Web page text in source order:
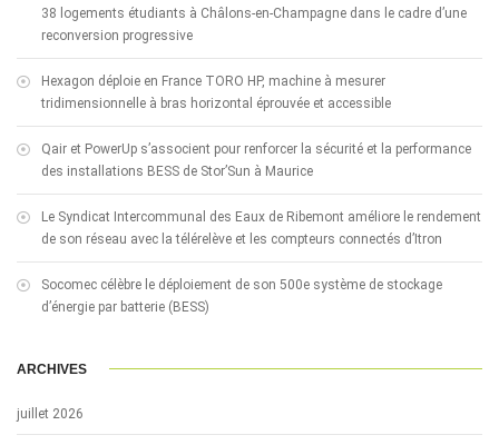
38 logements étudiants à Châlons-en-Champagne dans le cadre d’une
reconversion progressive
Hexagon déploie en France TORO HP, machine à mesurer
tridimensionnelle à bras horizontal éprouvée et accessible
Qair et PowerUp s’associent pour renforcer la sécurité et la performance
des installations BESS de Stor’Sun à Maurice
Le Syndicat Intercommunal des Eaux de Ribemont améliore le rendement
de son réseau avec la télérelève et les compteurs connectés d’Itron
Socomec célèbre le déploiement de son 500e système de stockage
d’énergie par batterie (BESS)
ARCHIVES
juillet 2026